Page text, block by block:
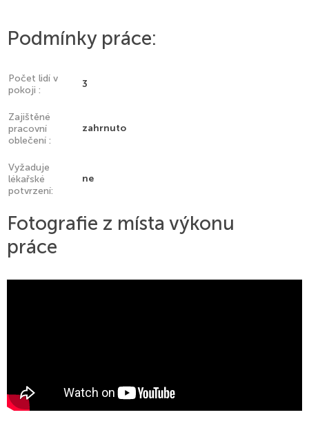
Podmínky práce:
Počet lidí v
pokoji :
3
Zajištěné
pracovní
oblečení :
zahrnuto
Vyžaduje
lékařské
potvrzení:
ne
Fotografie z místa výkonu
práce